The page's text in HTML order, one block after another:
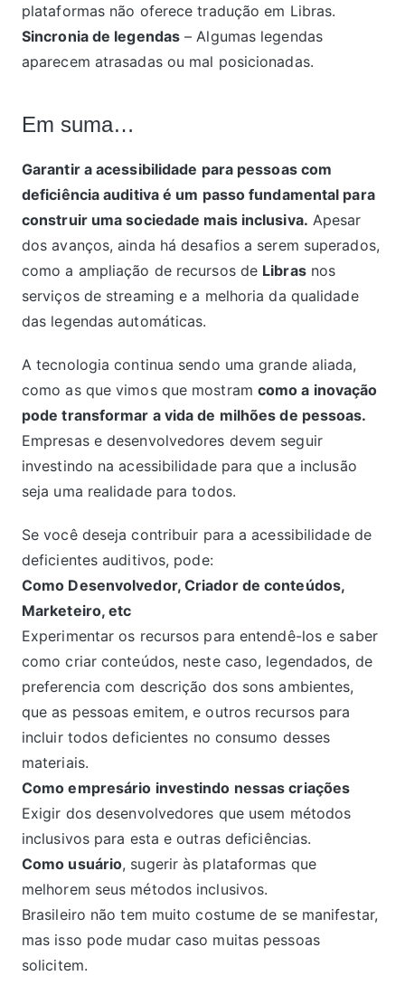
plataformas não oferece tradução em Libras.
Sincronia de legendas – Algumas legendas
aparecem atrasadas ou mal posicionadas.
Em suma…
Garantir a acessibilidade para pessoas com
deficiência auditiva é um passo fundamental para
construir uma sociedade mais inclusiva. Apesar
dos avanços, ainda há desafios a serem superados,
como a ampliação de recursos de Librasnos
serviços de streaming e a melhoria da qualidade
das legendas automáticas.
A tecnologia continua sendo uma grande aliada,
como as que vimos que mostram como a inovação
pode transformar a vida de milhões de pessoas.
Empresas e desenvolvedores devem seguir
investindo na acessibilidade para que a inclusão
seja uma realidade para todos.
Se você deseja contribuir para a acessibilidade de
deficientes auditivos, pode:
Como Desenvolvedor, Criador de conteúdos,
Marketeiro, etc
Experimentar os recursos para entendê-los e saber
como criar conteúdos, neste caso, legendados, de
preferencia com descrição dos sons ambientes,
que as pessoas emitem, e outros recursos para
incluir todos deficientes no consumo desses
materiais.
Como empresário investindo nessas criações
Exigir dos desenvolvedores que usem métodos
inclusivos para esta e outras deficiências.
Como usuário, sugerir às plataformas que
melhorem seus métodos inclusivos.
Brasileiro não tem muito costume de se manifestar,
mas isso pode mudar caso muitas pessoas
solicitem.